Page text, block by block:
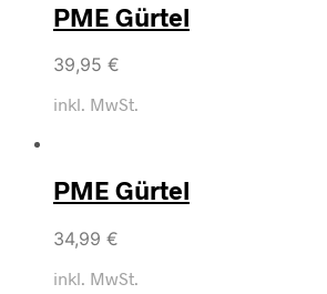
PME Gürtel
39,95 €
inkl. MwSt.
PME Gürtel
34,99 €
inkl. MwSt.